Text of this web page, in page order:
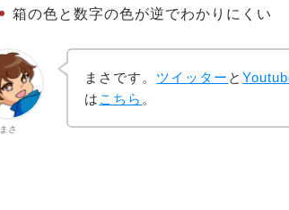
箱の色と数字の色が逆でわかりにくい
まさ
まさです。 ツイッター と
は こちら 。